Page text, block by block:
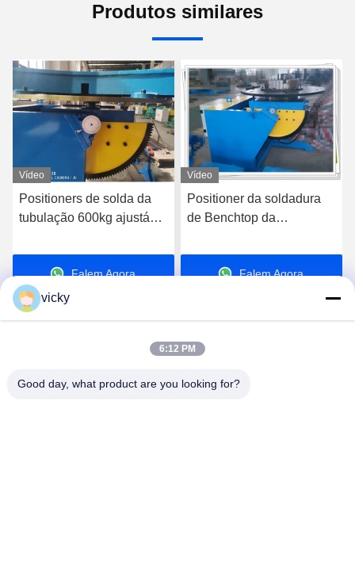
Produtos similares
Vídeo
Positioners de solda da
tubulação 600kg ajustável
maxilas
Falem Agora.
Vídeo
Positioner da soldadura
de Benchtop da
soldadura da flange da
tubulaçãoFalem Agora.
WUXI RONNIEWELL MACHINERY
vicky
6:12 PM
Good day, what product are you looking for?